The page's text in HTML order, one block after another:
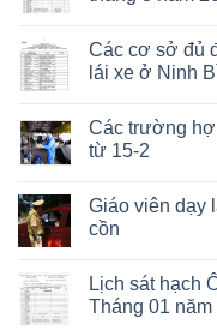
Các cơ sở đủ
lái xe ở Ninh
Các trường
từ 15-2
Giáo viên dạy
cồn
Lịch sát hạch
Tháng 01 năm